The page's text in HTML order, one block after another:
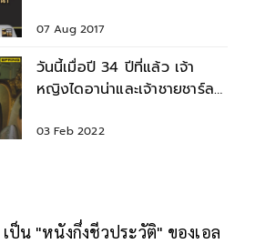
07 Aug 2017
วันนี้เมื่อปี 34 ปีที่แล้ว เจ้า
หญิงไดอาน่าและเจ้าชายชาร์ลส์
03 Feb 2022
เป็น "หนังกึ่งชีวประวัติ" ของเอล